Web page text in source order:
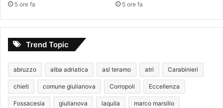
5 ore fa 5 ore fa
Trend Topic
abruzzo alba adriatica asl teramo atri Carabinieri
chieti comune giulianova Corropoli Eccellenza
Fossacesia giulianova laquila marco marsilio